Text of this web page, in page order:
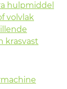
hulpmiddel
volvlak
krasvast